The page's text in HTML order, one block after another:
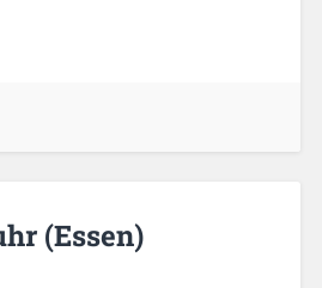
(Essen)